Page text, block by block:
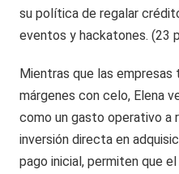
su política de regalar
eventos y hackatones. (23
Mientras que las
márgenes con celo, Elena
como un gasto operativo a
inversión directa en
pago inicial, permiten que